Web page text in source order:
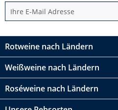
Rotweine nach Ländern
Weißweine nach Ländern
Roséweine nach Ländern